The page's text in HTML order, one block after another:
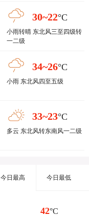
30~22°C
小雨转晴 东北风三至四级转
一二级
34~26°C
小雨 东北风四至五级
33~23°C
多云 东北风转东南风一二级
今日最高 今日最低
42°C